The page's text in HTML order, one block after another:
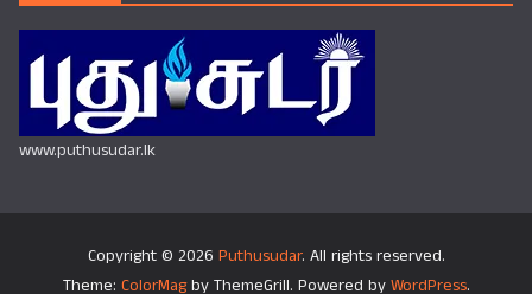
www.puthusudar.lk
Copyright © 2026 Puthusudar. All rights reserved.
Theme: ColorMagby ThemeGrill. Powered by WordPress.